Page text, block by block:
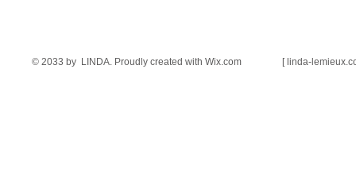
© 2033 by LINDA. Proudly created with Wix.com [ linda-